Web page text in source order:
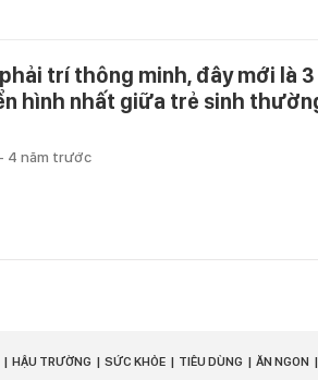
trí thông minh, đây mới là
hình nhất giữa trẻ sinh
- 4 năm trước
HẬU TRƯỜNG SỨC KHỎE TIÊU DÙNG ĂN NGON